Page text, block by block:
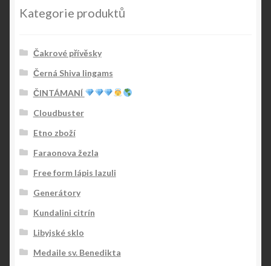
Kategorie produktů
Čakrové přívěsky
Černá Shiva lingams
ČINTÁMANÍ
Cloudbuster
Etno zboží
Faraonova žezla
Free form lápis lazuli
Generátory
Kundalini citrín
Libyjské sklo
Medaile sv. Benedikta